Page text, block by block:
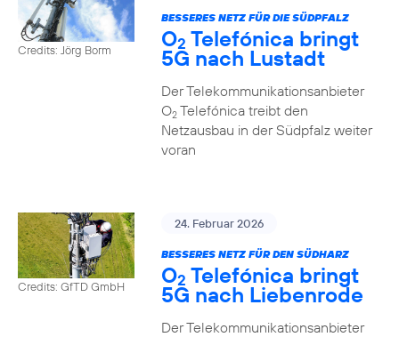
Credits: Jörg Borm
BESSERES NETZ FÜR DIE SÜDPFALZ
O2 Telefónica bringt
5G nach Lustadt
Der Telekommunikationsanbieter
O2Telefónica treibt den
Netzausbau in der Südpfalz weiter
voran
Credits: GfTD GmbH
24. Februar 2026
BESSERES NETZ FÜR DEN SÜDHARZ
O2 Telefónica bringt
5G nach Liebenrode
Der Telekommunikationsanbieter